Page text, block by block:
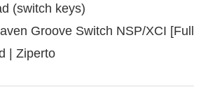
(switch keys)
Groove Switch NSP/XCI [Full
| Ziperto